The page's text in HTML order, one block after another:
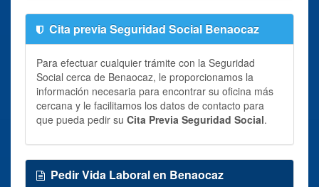
Cita previa Seguridad Social Benaocaz
Para efectuar cualquier trámite con la Seguridad
Social cerca de Benaocaz, le proporcionamos la
información necesaria para encontrar su oficina más
cercana y le facilitamos los datos de contacto para
que pueda pedir su Cita Previa Seguridad Social.
Pedir Vida Laboral en Benaocaz